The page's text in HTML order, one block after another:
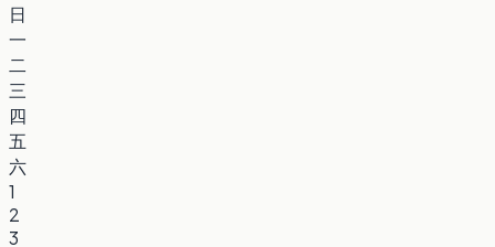
日
一
二
三
四
五
六
1
2
3